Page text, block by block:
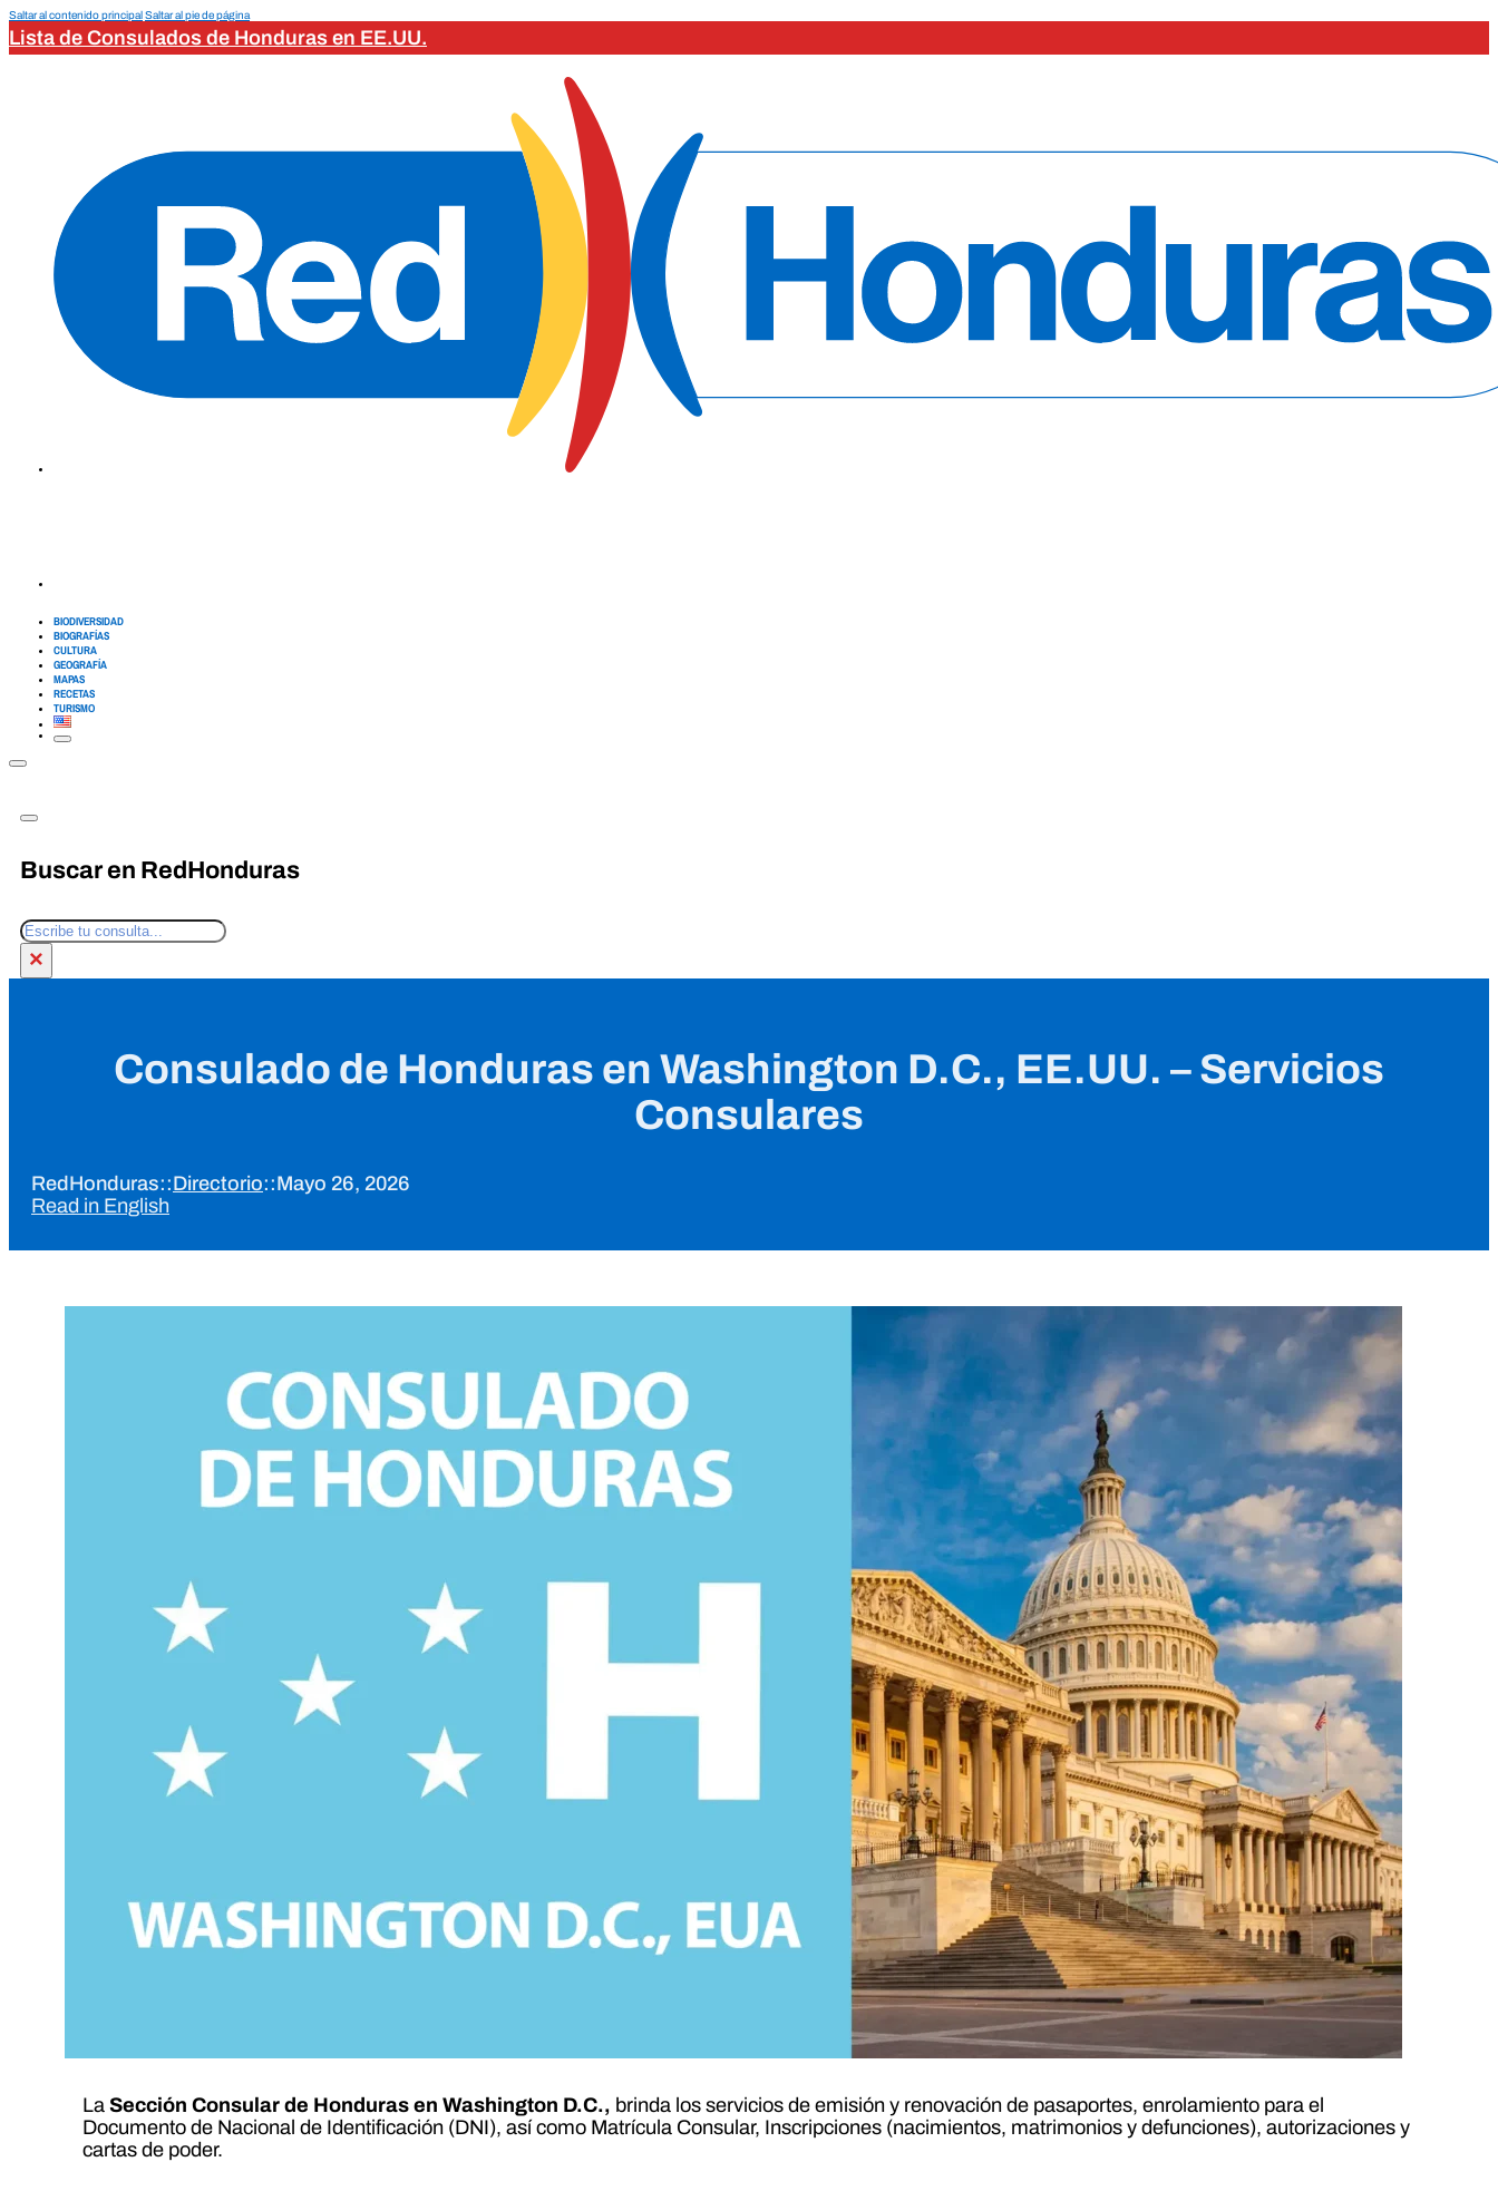
Saltar al contenido principalSaltar al pie de página
Lista de Consulados de Honduras en EE.UU.
BIODIVERSIDAD
BIOGRAFÍAS
CULTURA
GEOGRAFÍA
MAPAS
RECETAS
TURISMO
Buscar en RedHonduras
Buscar
×
Consulado de Honduras en Washington D.C., EE.UU. – Servicios
Consulares
RedHonduras::Directorio::Mayo 26, 2026
Read in English
LaSección Consular de Honduras en Washington D.C., brinda los servicios de emisión y renovación de pasaportes, enrolamiento para el
Documento de Nacional de Identificación (DNI), así como Matrícula Consular, Inscripciones (nacimientos, matrimonios y defunciones), autorizaciones y
cartas de poder.